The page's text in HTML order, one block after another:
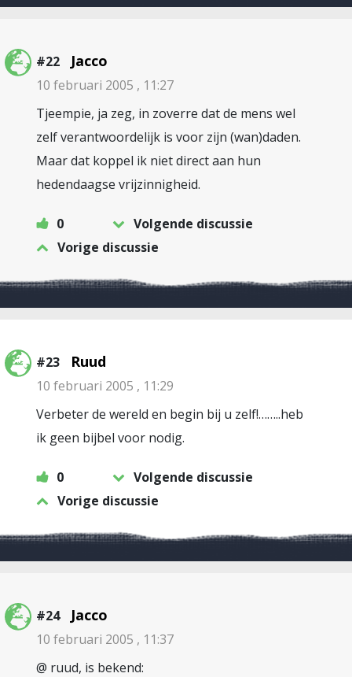
#22 Jacco
10 februari 2005 , 11:27
Tjeempie, ja zeg, in zoverre dat de mens wel
zelf verantwoordelijk is voor zijn (wan)daden.
Maar dat koppel ik niet direct aan hun
hedendaagse vrijzinnigheid.
0
Volgende discussie
Vorige discussie
#23 Ruud
10 februari 2005 , 11:29
Verbeter de wereld en begin bij u zelf!……..heb
ik geen bijbel voor nodig.
0
Volgende discussie
Vorige discussie
#24 Jacco
10 februari 2005 , 11:37
@ ruud, is bekend: